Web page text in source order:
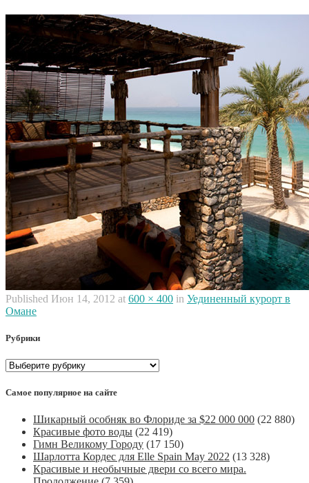
Published Июн 14, 2012 at 600 × 400 in Уединенный курорт в
Омане
Рубрики
Рубрики
Самое популярное на сайте
Шикарный особняк во Флориде за $22 000 000 (22 880)
Красивые фото воды (22 419)
Гимн Великому Городу (17 150)
Шарлотта Кордес для Elle Spain May 2022 (13 328)
Красивые и необычные двери со всего мира.